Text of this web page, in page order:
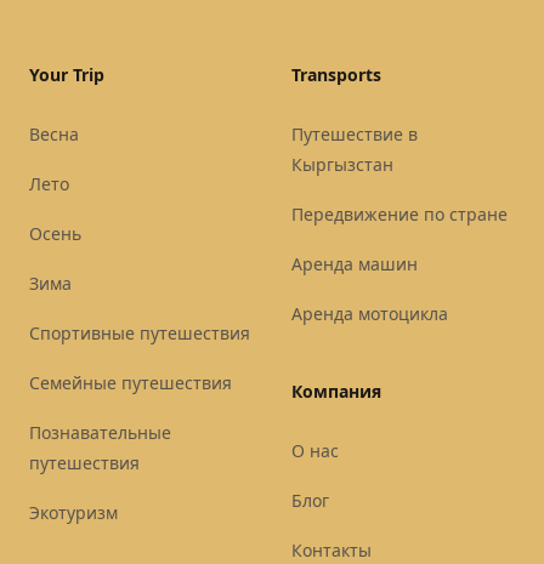
Your Trip
Весна
Лето
Осень
Зима
Спортивные путешествия
Семейные путешествия
Познавательные
путешествия
Экотуризм
Transports
Путешествие в
Кыргызстан
Передвижение по стране
Аренда машин
Аренда мотоцикла
Компания
О нас
Блог
Контакты